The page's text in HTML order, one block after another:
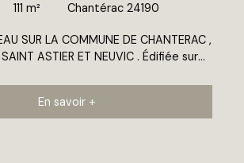
111 m² Chantérac 24190
SUR LA COMMUNE DE CHANTERAC ,
ASTIER ET NEUVIC . Édifiée sur
séjour avec cuisine ouverte de
et une salle de bain avec douche
garage complète ce bien . Calme
En savoir +